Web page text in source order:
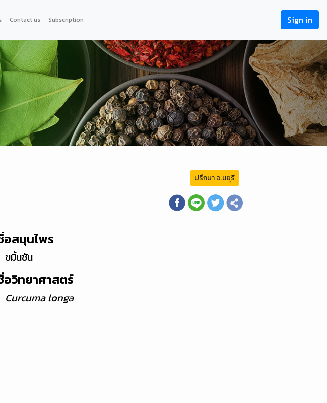
Contact us Subscription Sign in
ปรึกษา อ.มยุรี
อสมุนไพร
ขมิ้นชัน
อวิทยาศาสตร์
Curcuma longa